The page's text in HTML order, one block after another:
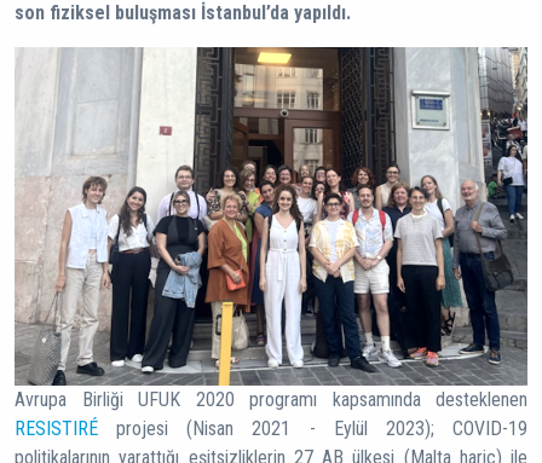
son fiziksel buluşması İstanbul’da yapıldı.
Avrupa Birliği UFUK 2020 programı kapsamında desteklenen
RESISTIRÉ projesi (Nisan 2021 - Eylül 2023); COVID-19
politikalarının yarattığı eşitsizliklerin 27 AB ülkesi (Malta hariç) ile